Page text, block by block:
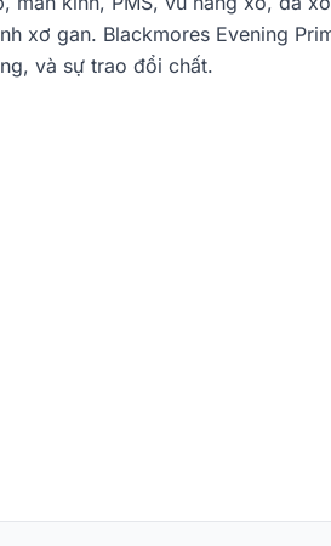
xơ gan. Blackmores Evening
và sự trao đổi chất.